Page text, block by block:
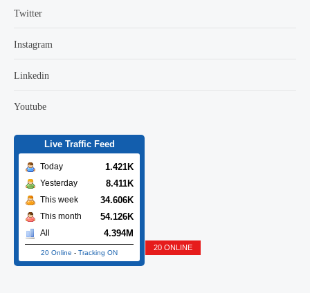
Twitter
Instagram
Linkedin
Youtube
Live Traffic Feed
Today 1.421K
Yesterday 8.411K
This week 34.606K
This month 54.126K
All 4.394M
20 Online - Tracking ON
20 ONLINE